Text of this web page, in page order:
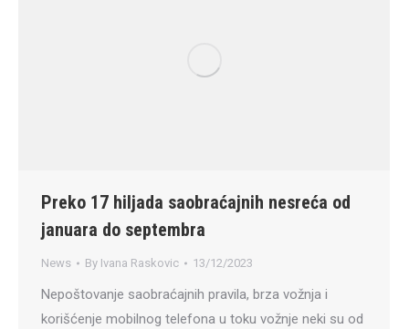
Preko 17 hiljada saobraćajnih nesreća od
januara do septembra
News By Ivana Raskovic 13/12/2023
Nepoštovanje saobraćajnih pravila, brza vožnja i
korišćenje mobilnog telefona u toku vožnje neki su od